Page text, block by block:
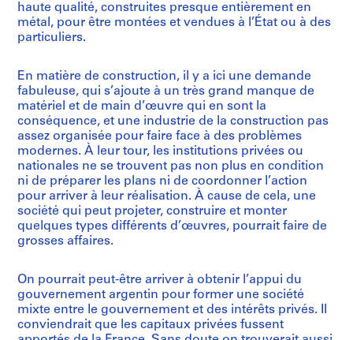
haute qualité, construites presque entièrement en
métal, pour être montées et vendues à l’État ou à des
particuliers.
En matière de construction, il y a ici une demande
fabuleuse, qui s’ajoute à un très grand manque de
matériel et de main d’œuvre qui en sont la
conséquence, et une industrie de la construction pas
assez organisée pour faire face à des problèmes
modernes. À leur tour, les institutions privées ou
nationales ne se trouvent pas non plus en condition
ni de préparer les plans ni de coordonner l’action
pour arriver à leur réalisation. À cause de cela, une
société qui peut projeter, construire et monter
quelques types différents d’œuvres, pourrait faire de
grosses affaires.
On pourrait peut-être arriver à obtenir l’appui du
gouvernement argentin pour former une société
mixte entre le gouvernement et des intérêts privés. Il
conviendrait que les capitaux privées fussent